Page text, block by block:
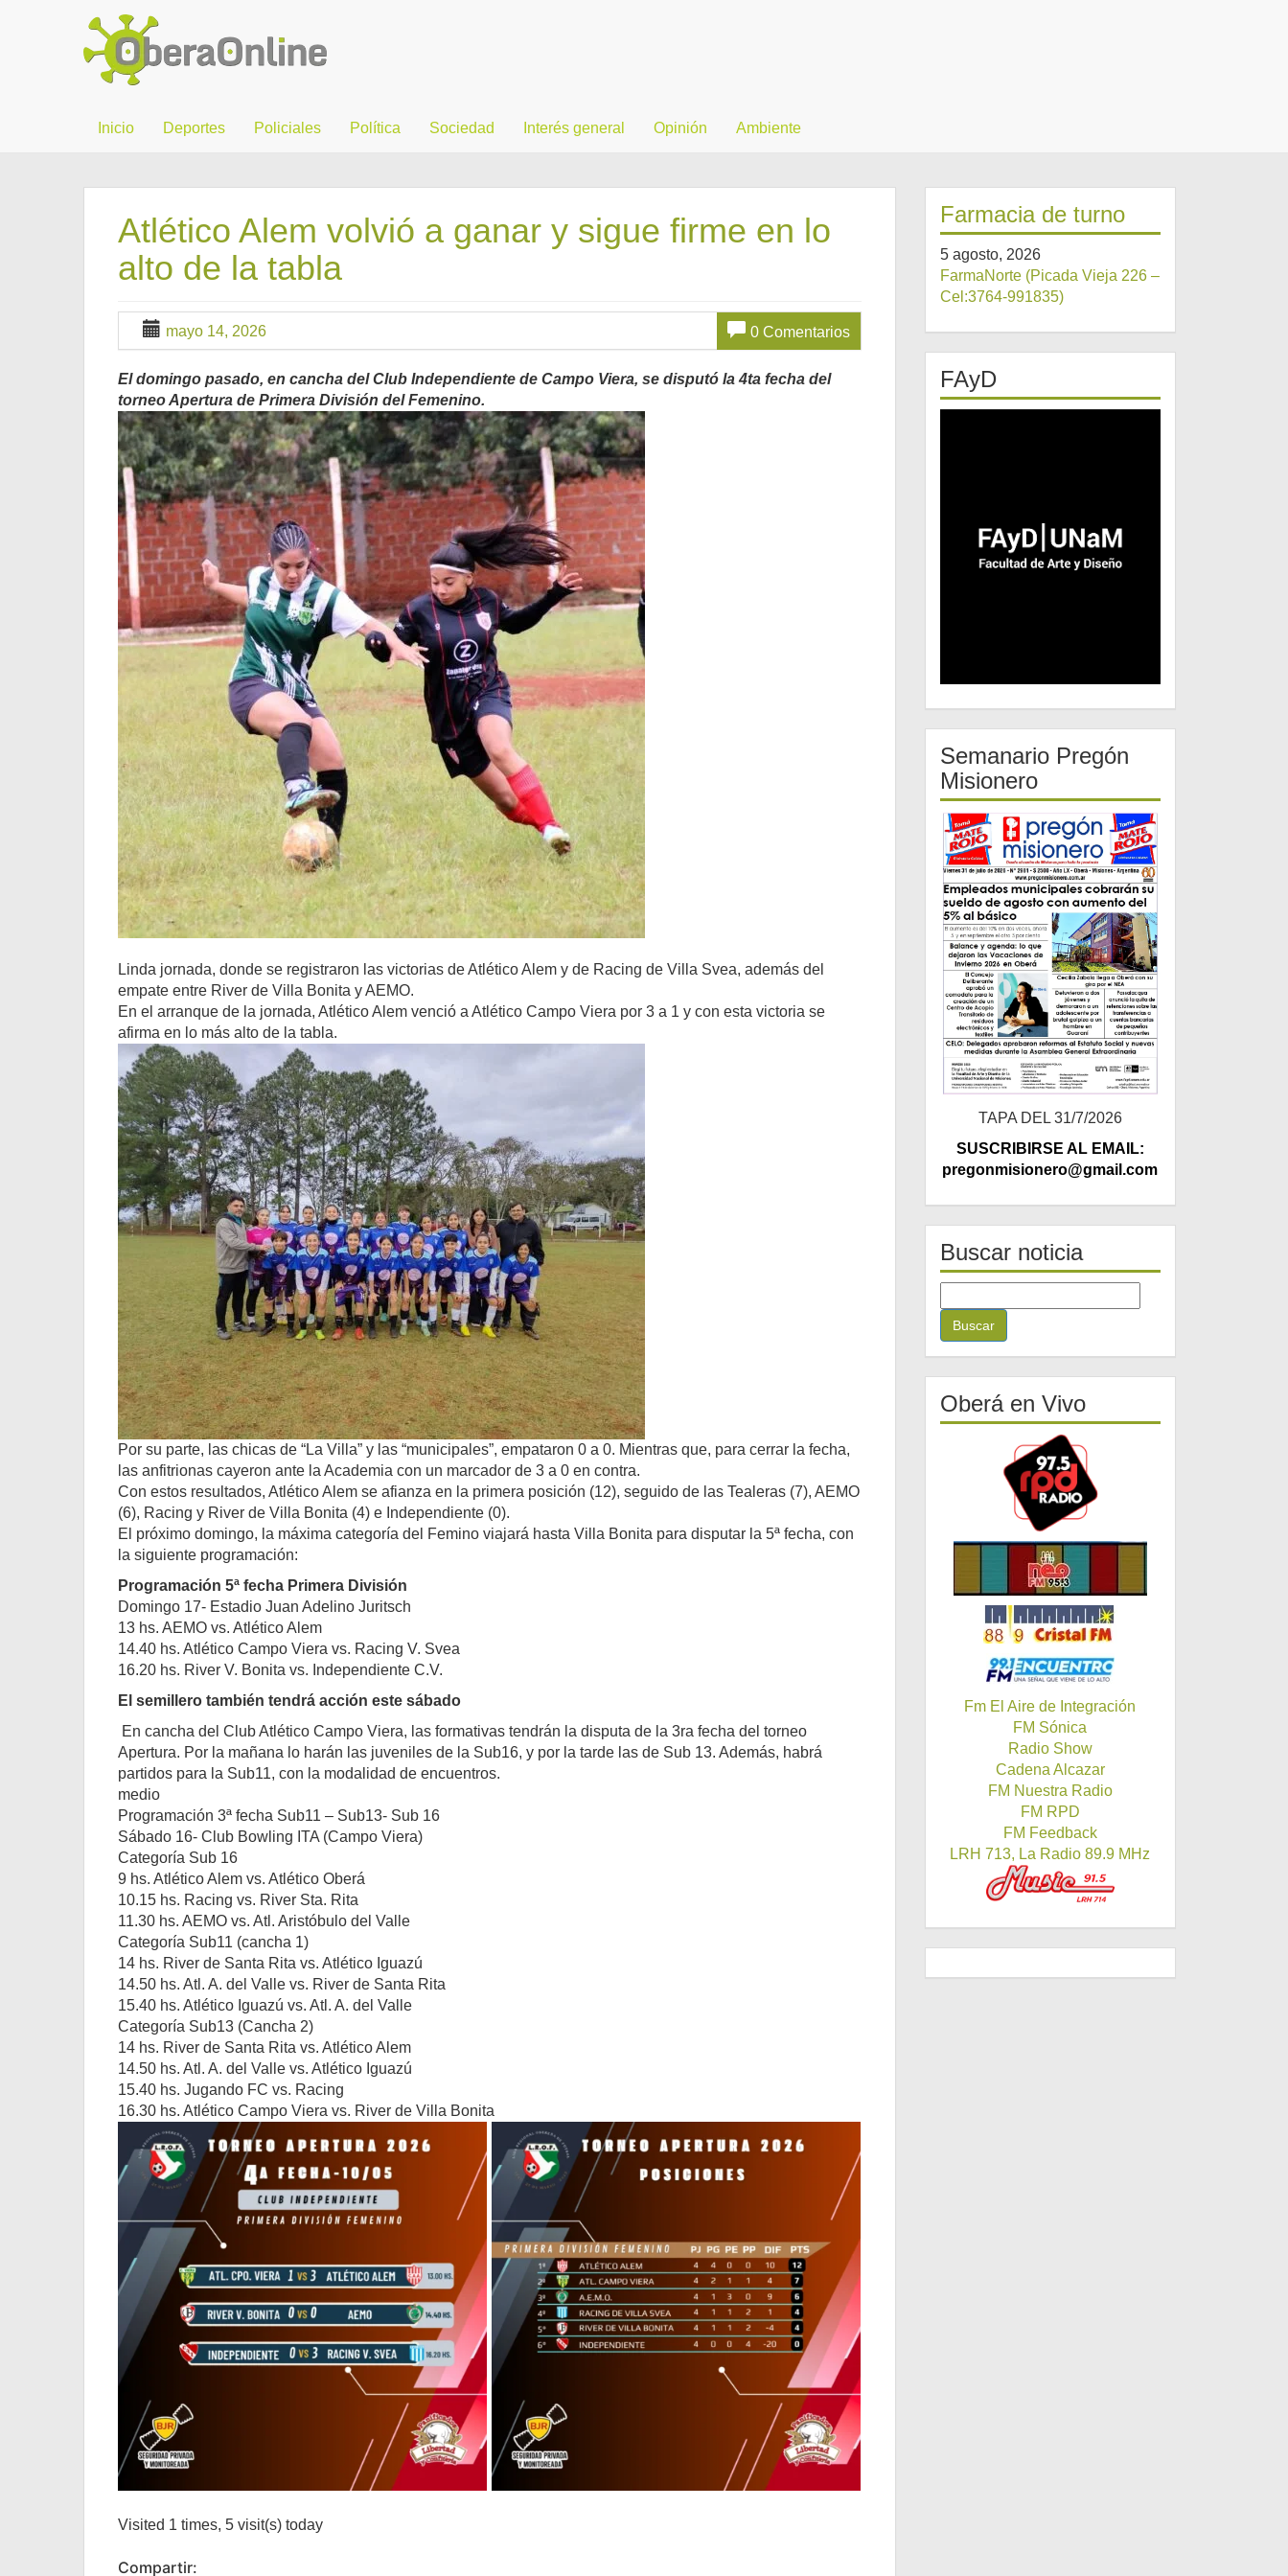
Inicio Deportes Policiales Política Sociedad Interés general Opinión Ambiente
Atlético Alem volvió a ganar y sigue firme en lo
alto de la tabla
mayo 14, 2026 0 Comentarios
El domingo pasado, en cancha del Club Independiente de Campo Viera, se disputó la 4ta fecha del
torneo Apertura de Primera División del Femenino.
Linda jornada, donde se registraron las victorias de Atlético Alem y de Racing de Villa Svea, además del
empate entre River de Villa Bonita y AEMO.
En el arranque de la jornada, Atlético Alem venció a Atlético Campo Viera por 3 a 1 y con esta victoria se
afirma en lo más alto de la tabla.
Por su parte, las chicas de “La Villa” y las “municipales”, empataron 0 a 0. Mientras que, para cerrar la fecha,
las anfitrionas cayeron ante la Academia con un marcador de 3 a 0 en contra.
Con estos resultados, Atlético Alem se afianza en la primera posición (12), seguido de las Tealeras (7), AEMO
(6), Racing y River de Villa Bonita (4) e Independiente (0).
El próximo domingo, la máxima categoría del Femino viajará hasta Villa Bonita para disputar la 5ª fecha, con
la siguiente programación:
Programación 5ª fecha Primera División
Domingo 17- Estadio Juan Adelino Juritsch
13 hs. AEMO vs. Atlético Alem
14.40 hs. Atlético Campo Viera vs. Racing V. Svea
16.20 hs. River V. Bonita vs. Independiente C.V.
El semillero también tendrá acción este sábado
En cancha del Club Atlético Campo Viera, las formativas tendrán la disputa de la 3ra fecha del torneo
Apertura. Por la mañana lo harán las juveniles de la Sub16, y por la tarde las de Sub 13. Además, habrá
partidos para la Sub11, con la modalidad de encuentros.
medio
Programación 3ª fecha Sub11 – Sub13- Sub 16
Sábado 16- Club Bowling ITA (Campo Viera)
Categoría Sub 16
9 hs. Atlético Alem vs. Atlético Oberá
10.15 hs. Racing vs. River Sta. Rita
11.30 hs. AEMO vs. Atl. Aristóbulo del Valle
Categoría Sub11 (cancha 1)
14 hs. River de Santa Rita vs. Atlético Iguazú
14.50 hs. Atl. A. del Valle vs. River de Santa Rita
15.40 hs. Atlético Iguazú vs. Atl. A. del Valle
Categoría Sub13 (Cancha 2)
14 hs. River de Santa Rita vs. Atlético Alem
14.50 hs. Atl. A. del Valle vs. Atlético Iguazú
15.40 hs. Jugando FC vs. Racing
16.30 hs. Atlético Campo Viera vs. River de Villa Bonita
Visited 1 times, 5 visit(s) today
Compartir:
Farmacia de turno
5 agosto, 2026
FarmaNorte (Picada Vieja 226 –
Cel:3764-991835)
FAyD
Semanario Pregón
Misionero
TAPA DEL 31/7/2026
SUSCRIBIRSE AL EMAIL:
pregonmisionero@gmail.com
Buscar noticia
u
c
a
r
:
Oberá en Vivo
Fm El Aire de Integración
FM Sónica
Radio Show
Cadena Alcazar
FM Nuestra Radio
FM RPD
FM Feedback
LRH 713, La Radio 89.9 MHz